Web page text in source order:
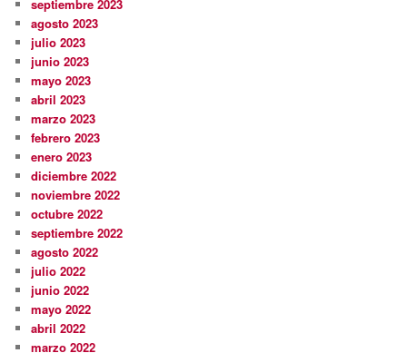
septiembre 2023
agosto 2023
julio 2023
junio 2023
mayo 2023
abril 2023
marzo 2023
febrero 2023
enero 2023
diciembre 2022
noviembre 2022
octubre 2022
septiembre 2022
agosto 2022
julio 2022
junio 2022
mayo 2022
abril 2022
marzo 2022